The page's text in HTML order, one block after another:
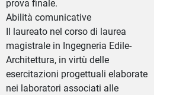
prova finale.
Abilità comunicative
Il laureato nel corso di laurea
magistrale in Ingegneria Edile-
Architettura, in virtù delle
esercitazioni progettuali elaborate
nei laboratori associati alle